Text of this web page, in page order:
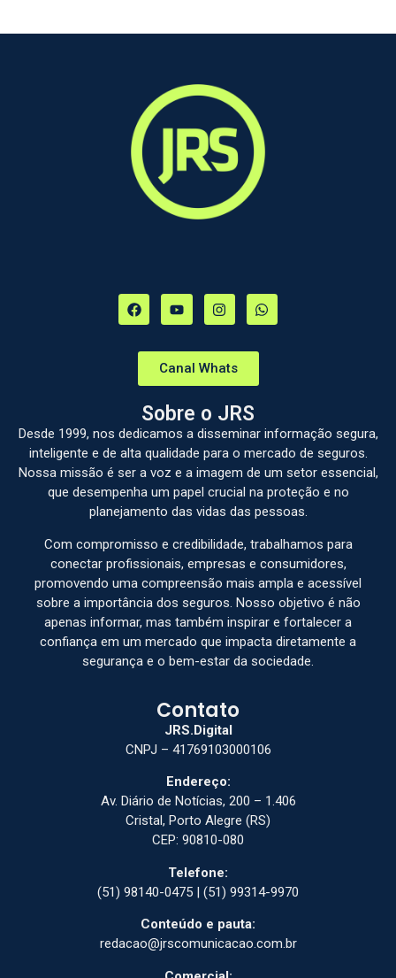
Canal Whats
Sobre o JRS
Desde 1999, nos dedicamos a disseminar informação segura,
inteligente e de alta qualidade para o mercado de seguros.
Nossa missão é ser a voz e a imagem de um setor essencial,
que desempenha um papel crucial na proteção e no
planejamento das vidas das pessoas.
Com compromisso e credibilidade, trabalhamos para
conectar profissionais, empresas e consumidores,
promovendo uma compreensão mais ampla e acessível
sobre a importância dos seguros. Nosso objetivo é não
apenas informar, mas também inspirar e fortalecer a
confiança em um mercado que impacta diretamente a
segurança e o bem-estar da sociedade.
Contato
JRS.Digital
CNPJ – 41769103000106
Endereço:
Av. Diário de Notícias, 200 – 1.406
Cristal, Porto Alegre (RS)
CEP: 90810-080
Telefone:
(51) 98140-0475 | (51) 99314-9970
Conteúdo e pauta:
redacao@jrscomunicacao.com.br